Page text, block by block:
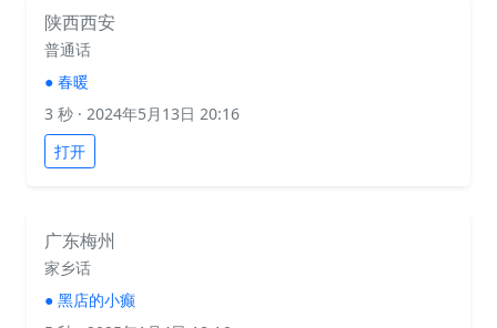
陕西西安
普通话
● 春暖
3 秒 · 2024年5月13日 20:16
打开
广东梅州
家乡话
● 黑店的小癫